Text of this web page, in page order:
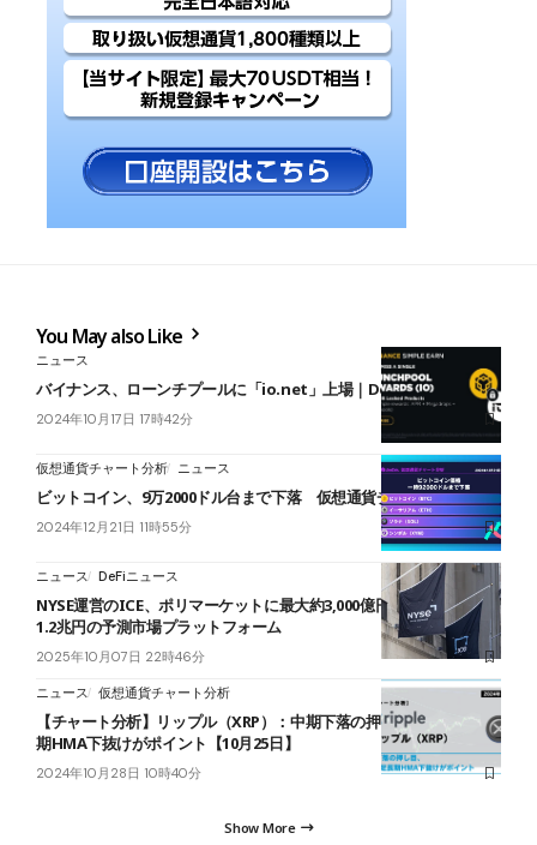
You May also Like
ニュース
バイナンス、ローンチプールに「io.net」上場｜DePIN銘柄
2024年10月17日 17時42分
仮想通貨チャート分析 ニュース
ビットコイン、9万2000ドル台まで下落 仮想通貨チャート分析
2024年12月21日 11時55分
ニュース DeFiニュース
NYSE運営のICE、ポリマーケットに最大約3,000億円出資──評価額
1.2兆円の予測市場プラットフォーム
2025年10月07日 22時46分
ニュース 仮想通貨チャート分析
【チャート分析】リップル（XRP）：中期下落の押し目、4時間足長
期HMA下抜けがポイント【10月25日】
2024年10月28日 10時40分
Show More